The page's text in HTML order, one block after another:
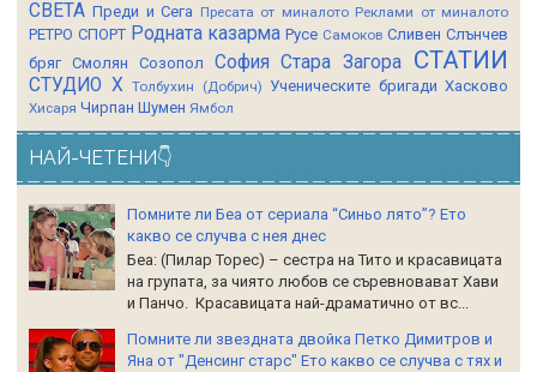
СВЕТА Преди и Сега Пресата от миналото Реклами от миналото
РЕТРО СПОРТ Родната казарма Русе Самоков Сливен Слънчев
бряг Смолян Созопол София Стара Загора СТАТИИ
СТУДИО Х Толбухин (Добрич) Ученическите бригади Хасково
Хисаря Чирпан Шумен Ямбол
НАЙ-ЧЕТЕНИ👇
Помните ли Беа от сериала “Синьо лято”? Ето
какво се случва с нея днес
Беа: (Пилар Торес) – сестра на Тито и красавицата
на групата, за чиято любов се съревновават Хави
и Панчо. Красавицата най-драматично от вс...
Помните ли звездната двойка Петко Димитров и
Яна от "Денсинг старс" Ето какво се случва с тях и